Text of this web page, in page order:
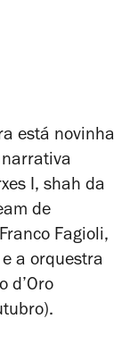
está novinha
I, shah da
de
Fagioli,
a orquestra
d’Oro